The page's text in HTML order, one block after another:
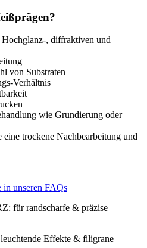
, diffraktiven und
von Substraten
Verhältnis
wie Grundierung oder
trockene Nachbearbeitung und
unseren FAQs